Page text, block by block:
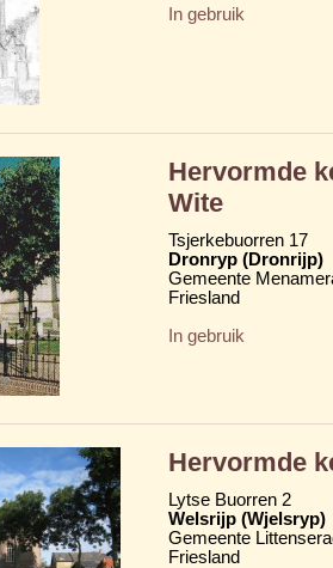
In gebruik
Hervormde
Wite
Tsjerkebuorren 17
Dronryp (Dronrijp)
Gemeente
Friesland
In gebruik
Hervormde
Lytse Buorren 2
Welsrijp (Wjelsryp)
Gemeente
Friesland